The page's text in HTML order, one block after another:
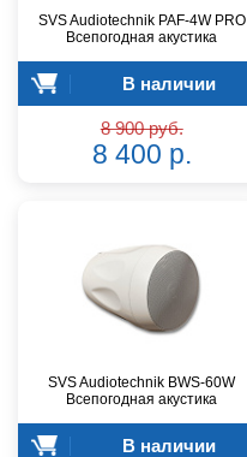
SVS Audiotechnik PAF-4W PRO
Всепогодная акустика
В наличии
8 900 руб.
8 400 р.
SVS Audiotechnik BWS-60W
Всепогодная акустика
В наличии